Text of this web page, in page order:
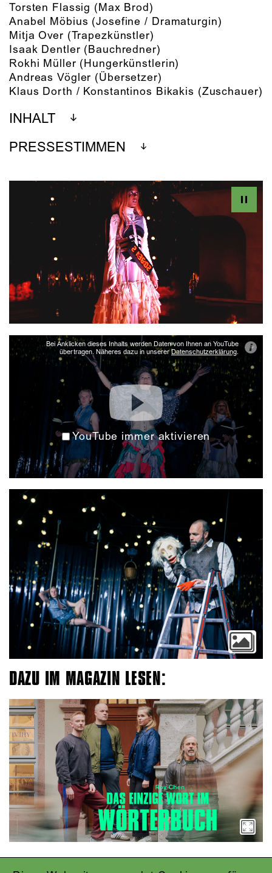
Torsten Flassig (Max Brod)
Anabel Möbius (Josefine / Dramaturgin)
Mitja Over (Trapezkünstler)
Isaak Dentler (Bauchredner)
Rokhi Müller (Hungerkünstlerin)
Andreas Vögler (Übersetzer)
Klaus Dorth / Konstantinos Bikakis (Zuschauer)
INHALT
PRESSESTIMMEN
Bei Anklicken dieses Inhalts werden Daten von Ihnen an YouTube
übertragen. Näheres dazu in unsererDatenschutzerklärung. i
YouTube immer aktivieren
DAZU IM MAGAZIN LESEN: